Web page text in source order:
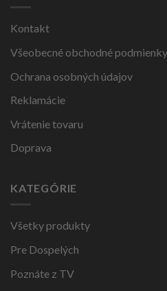
Kontakt
Všeobecné obchodné podmienky
Ochrana osobných údajov
Reklamácie
Vrátenie tovaru
Doprava
KATEGÓRIE
Všetky produkty
Pre Dospelých
Poznáte z TV